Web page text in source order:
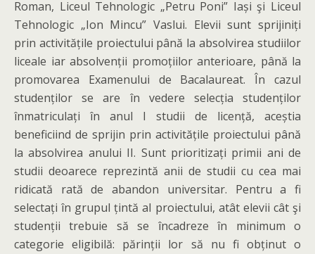
Roman, Liceul Tehnologic „Petru Poni” Iași şi Liceul
Tehnologic „Ion Mincu” Vaslui. Elevii sunt sprijiniți
prin activitățile proiectului până la absolvirea studiilor
liceale iar absolvenții promoțiilor anterioare, până la
promovarea Examenului de Bacalaureat. În cazul
studenților se are în vedere selecția studenților
înmatriculați în anul I studii de licență, aceștia
beneficiind de sprijin prin activitățile proiectului până
la absolvirea anului II. Sunt prioritizați primii ani de
studii deoarece reprezintă anii de studii cu cea mai
ridicată rată de abandon universitar. Pentru a fi
selectați în grupul țintă al proiectului, atât elevii cât şi
studenții trebuie să se încadreze în minimum o
categorie eligibilă: părinții lor să nu fi obținut o